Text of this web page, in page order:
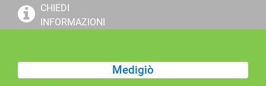
CHIEDI
INFORMAZIONI
Medigiò